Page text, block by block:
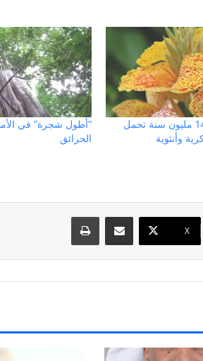
زهرة عمرها 140 مليون سنة تحمل
وأنثوية
“أطول شجرة” في
الحرائق
X
مشاركة عبر البريد طباعة